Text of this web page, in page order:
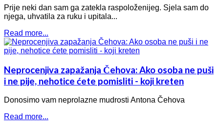
Prije neki dan sam ga zatekla raspoloženijeg. Sjela sam do
njega, uhvatila za ruku i upitala...
Read more...
Neprocenjiva zapažanja Čehova: Ako osoba ne puši
i ne pije, nehotice ćete pomisliti - koji kreten
Donosimo vam neprolazne mudrosti Antona Čehova
Read more...